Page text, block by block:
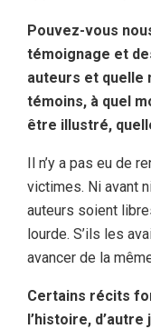
Pouvez-vous
témoignage et
auteurs et quelle
témoins, à quel
être illustré,
Il n’y a pas eu de
victimes. Ni avant
auteurs soient
lourde. S’ils les
avancer de la
Certains récits
l’histoire,